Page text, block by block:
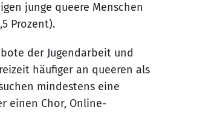
junge queere Menschen
Prozent).
der Jugendarbeit und
häufiger an queeren als
mindestens eine
einen Chor, Online-